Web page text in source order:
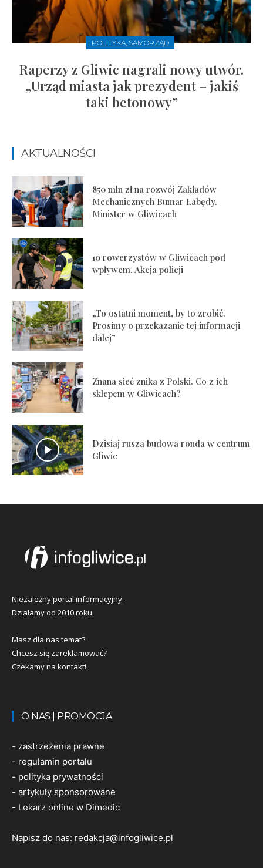
POLITYKA, SAMORZĄD
Raperzy z Gliwic nagrali nowy utwór.
„Urząd miasta jak prezydent – jakiś
taki betonowy”
AKTUALNOŚCI
850 mln zł na rozwój Zakładów
Mechanicznych Bumar Łabędy.
Minister w Gliwicach
10 rowerzystów w Gliwicach pod
wpływem. Akcja policji
„To ostatni moment, by to zrobić.
Prosimy o przekazanie tej informacji
dalej”
Znana sieć znika z Polski. Co z ich
sklepem w Gliwicach?
Dzisiaj rusza budowa ronda w centrum
Gliwic
Niezależny portal informacyjny.
Działamy od 2010 roku.
Masz dla nas temat?
Chcesz się zareklamować?
Czekamy na kontakt!
O NAS | PROMOCJA
- zastrzeżenia prawne
- regulamin portalu
- polityka prywatności
- artykuły sponsorowane
- Lekarz online w Dimedic
Napisz do nas: redakcja@infogliwice.pl